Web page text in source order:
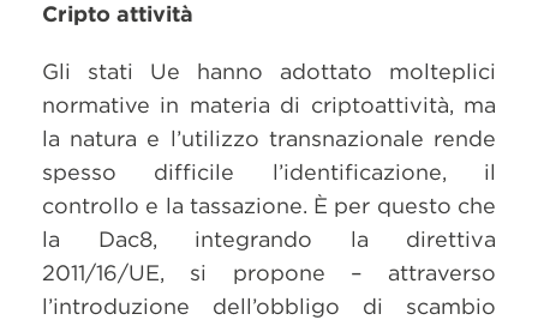
Cripto attività
Gli stati Ue hanno adottato molteplici
normative in materia di criptoattività, ma
la natura e l’utilizzo transnazionale rende
spesso difficile l’identificazione, il
controllo e la tassazione. È per questo che
la Dac8, integrando la direttiva
2011/16/UE, si propone – attraverso
l’introduzione dell’obbligo di scambio